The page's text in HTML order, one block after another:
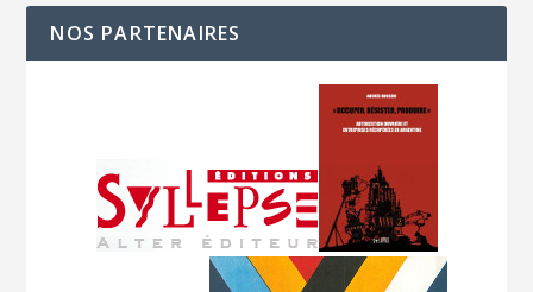
NOS PARTENAIRES